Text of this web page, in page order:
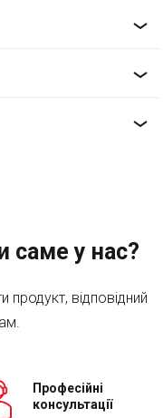
саме у нас?
продукт, відповідний
Професійні
консультації